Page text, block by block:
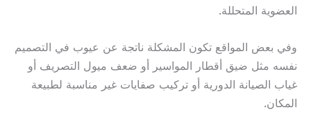
العضوية المتحللة.
وفي بعض المواقع تكون المشكلة ناتجة عن عيوب في التصميم
نفسه مثل ضيق أقطار المواسير أو ضعف ميول التصريف أو
غياب الصيانة الدورية أو تركيب صفايات غير مناسبة لطبيعة
المكان.